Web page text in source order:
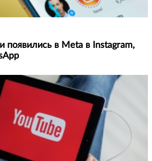
появились в Meta в Instagram,